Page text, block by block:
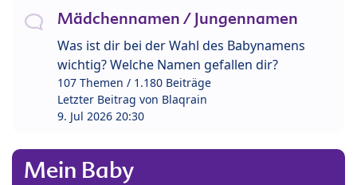
Mädchennamen / Jungennamen
Was ist dir bei der Wahl des Babynamens
wichtig? Welche Namen gefallen dir?
107 Themen / 1.180 Beiträge
Letzter Beitrag von Blaqrain
9. Jul 2026 20:30
Mein Baby